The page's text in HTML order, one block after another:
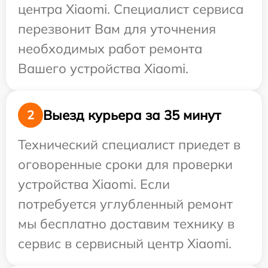
центра Xiaomi. Специалист сервиса
перезвонит Вам для уточнения
необходимых работ ремонта
Вашего устройства Xiaomi.
2
Выезд курьера за 35 минут
Технический специалист приедет в
оговоренные сроки для проверки
устройства Xiaomi. Если
потребуется углубленный ремонт
мы бесплатно доставим технику в
сервис в сервисный центр Xiaomi.